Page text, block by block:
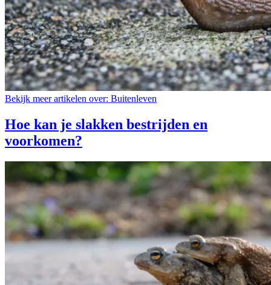
Bekijk meer artikelen over: Buitenleven
Hoe kan je slakken bestrijden en
voorkomen?